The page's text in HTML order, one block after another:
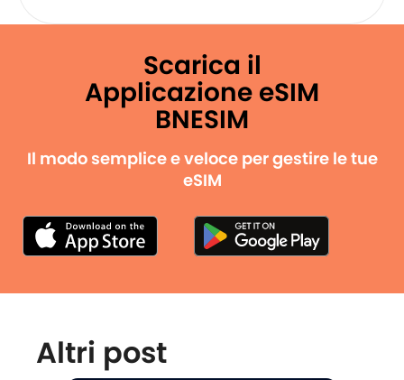
Scarica il
Applicazione eSIM
BNESIM
Il modo semplice e veloce per gestire le tue
eSIM
Altri post